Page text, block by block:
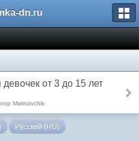
dn.ru
от 3 до 15 лет
Malinovchik
Русский (RU)